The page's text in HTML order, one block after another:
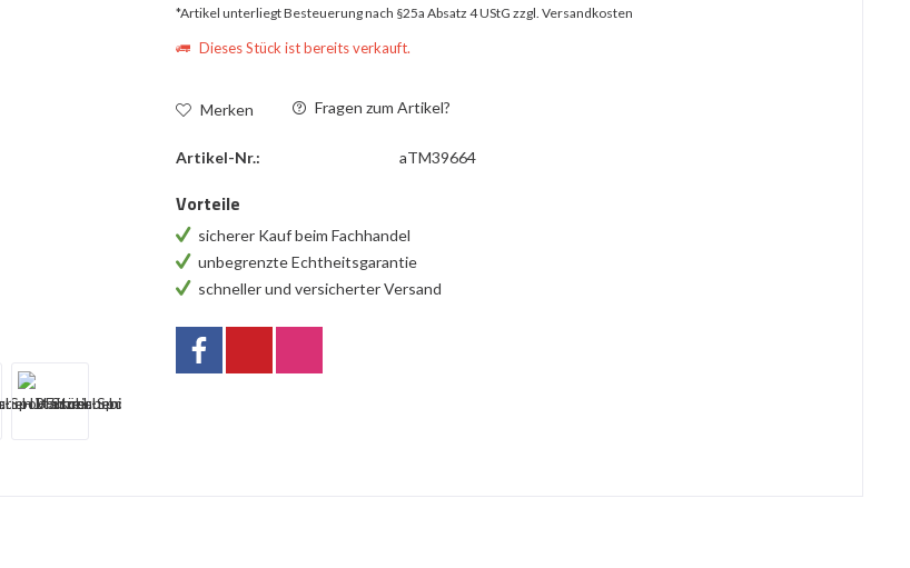
*Artikel unterliegt Besteuerung nach §25a Absatz 4 UStGzzgl. Versandkosten
Dieses Stück ist bereits verkauft.
Merken Fragen zum Artikel?
Artikel-Nr.: aTM39664
Vorteile
sicherer Kauf beim Fachhandel
unbegrenzte Echtheitsgarantie
schneller und versicherter Versand